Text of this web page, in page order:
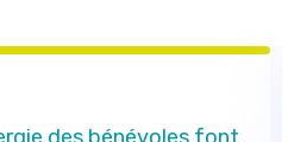
des bénévoles font